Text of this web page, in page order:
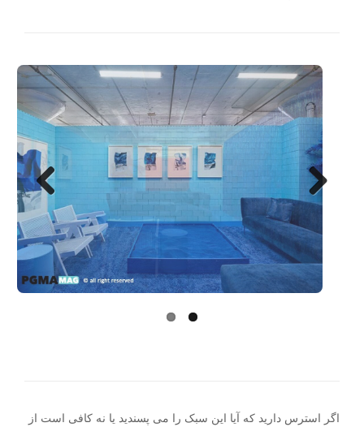
Previo
Next
اگر استرس دارید که آیا این سبک را می پسندید یا نه کافی است از